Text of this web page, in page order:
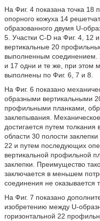
На Фиг. 4 показана точка 18
опорного кожуха 14
образованного двумя U-
5. Участки C-D на Фиг. 4, 12
вертикальные 20
выполненным соединением.
и 17 одни и те же, при этом
выполнены по Фиг. 6, 7 и 8.
На Фиг. 6 показано
образными вертикальными
профильными планками,
заклепывания.
достигается путем
области 30 полости
22 и путем последующих
вертикальной профильной
заклепки. Преимущество
заключается в меньшем
соединения не оказывается
На Фиг. 7 показано
изобретению между U-
горизонтальной 22